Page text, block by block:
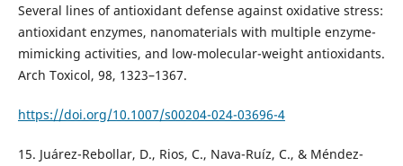
Several lines of antioxidant defense against oxidative stress:
antioxidant enzymes, nanomaterials with multiple enzyme-
mimicking activities, and low-molecular-weight antioxidants.
Arch Toxicol, 98, 1323–1367.
https://doi.org/10.1007/s00204-024-03696-4
15. Juárez-Rebollar, D., Rios, C., Nava-Ruíz, C., & Méndez-